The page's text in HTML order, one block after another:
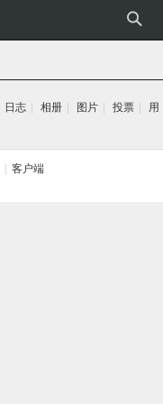
日志 | 相册 | 图片 | 投票 | 用
| 客户端